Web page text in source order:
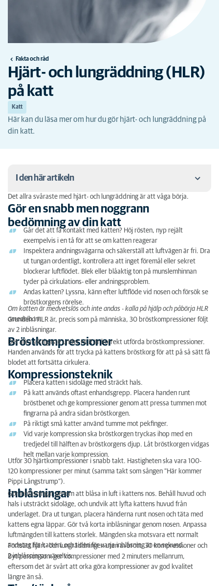
Fakta och råd
Hjärt- och lungräddning (HLR)
på katt
Katt
Här kan du läsa mer om hur du gör hjärt- och lungräddning på
din katt.
I den här artikeln
Gör en snabb men noggrann bedömning av din katt
Bröstkompressioner
Kompressionsteknik
Inblåsningar
Tips/tänk på
Det allra svåraste med hjärt- och lungräddning är att våga börja.
Gör en snabb men noggrann
bedömning av din katt
Går det att få kontakt med katten? Höj rösten, nyp rejält
exempelvis i en tå för att se om katten reagerar
Inspektera andningsvägarna och säkerställ att luftvägen är fri. Dra
ut tungan ordentligt, kontrollera att inget föremål eller sekret
blockerar luftflödet. Blek eller blåaktig ton på munslemhinnan
tyder på cirkulations- eller andningsproblem.
Andas katten? Lyssna, känn efter luftflöde vid nosen och försök se
bröstkorgens rörelse.
Om katten är medvetslös och inte andas - kalla på hjälp och påbörja HLR
omedelbart.
Grunden i HLR är, precis som på människa, 30 bröstkompressioner följt
av 2 inblåsningar.
Bröstkompressioner
Det allra viktigaste under HLR är korrekt utförda bröstkompressioner.
Handen används för att trycka på kattens bröstkorg för att på så sätt få
blodet att fortsätta cirkulera.
Kompressionsteknik
Placera katten i sidoläge med sträckt hals.
På katt används oftast enhandsgrepp. Placera handen runt
bröstbenet och ge kompressioner genom att pressa tummen mot
fingrarna på andra sidan bröstkorgen.
På riktigt små katter använd tumme mot pekfinger.
Vid varje kompression ska bröstkorgen tryckas ihop med en
tredjedel till hälften av bröstkorgens djup. Låt bröstkorgen vidgas
helt mellan varje kompression.
Utför 30 hjärtkompressioner i snabb takt. Hastigheten ska vara 100-
120 kompressioner per minut (samma takt som sången ”Här kommer
Pippi Långstrump”).
Inblåsningar
Gör inblåsningar genom att blåsa in luft i kattens nos. Behåll huvud och
hals i utsträckt sidoläge, och undvik att lyfta kattens huvud från
underlaget. Dra ut tungan, placera händerna runt nosen och täta med
kattens egna läppar. Gör två korta inblåsningar genom nosen. Anpassa
luftmängden till kattens storlek. Mängden ska motsvara ett normalt
andetag för katten, och tiden för varje inblåsning är en sekund.
Fortsätt hjärt- och lungräddningen utan avbrott, 30 kompressioner och
2 inblåsningar växelvis.
Byt person som ger kompressioner med 2 minuters mellanrum,
eftersom det är svårt att orka göra kompressioner av god kvalitet
längre än så.